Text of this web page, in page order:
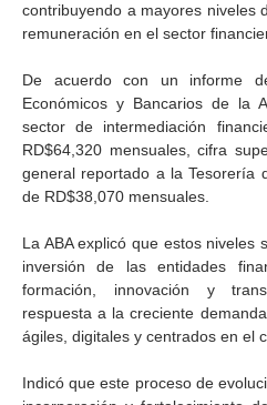
contribuyendo a mayores niveles
remuneración en el sector
De acuerdo con un informe
Económicos y Bancarios de la
sector de intermediación
RD$64,320 mensuales, cifra
general reportado a la Tesorería
de RD$38,070 mensuales.
La ABA explicó que estos niveles
inversión de las entidades
formación, innovación y
respuesta a la creciente
ágiles, digitales y centrados en el
Indicó que este proceso de